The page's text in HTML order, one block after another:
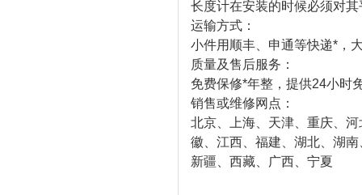
长度计在安装的时候必须对
运输方式：
小件用顺丰、申通等快递*，
质量及售后服务：
免费保修*年整，提供24小时
销售或维修网点：
北京、上海、天津、重庆、
徽、江西、福建、湖北、湖
新疆、西藏、广西、宁夏